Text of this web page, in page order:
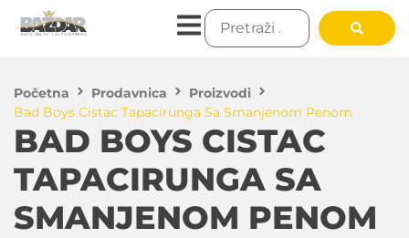
Početna Prodavnica
Proizvodi
Bad Boys Cistac Tapacirunga Sa Smanjenom Penom
BAD BOYS CISTAC
TAPACIRUNGA SA
SMANJENOM PENOM